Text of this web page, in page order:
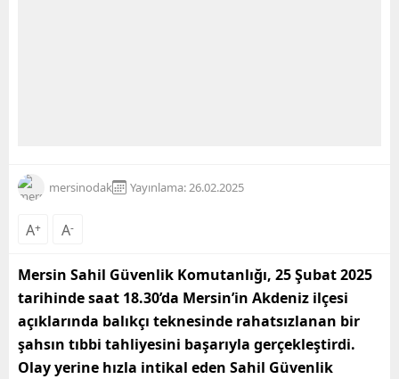
mersinodak Yayınlama: 26.02.2025
A+ A-
Mersin Sahil Güvenlik Komutanlığı, 25 Şubat 2025
tarihinde saat 18.30’da Mersin’in Akdeniz ilçesi
açıklarında balıkçı teknesinde rahatsızlanan bir
şahsın tıbbi tahliyesini başarıyla gerçekleştirdi.
Olay yerine hızla intikal eden Sahil Güvenlik